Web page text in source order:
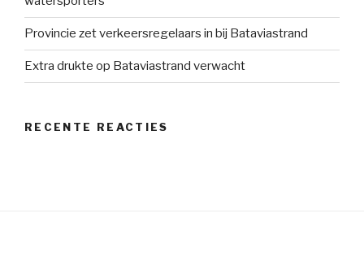
Provincie zet verkeersregelaars in bij Bataviastrand
Extra drukte op Bataviastrand verwacht
RECENTE REACTIES